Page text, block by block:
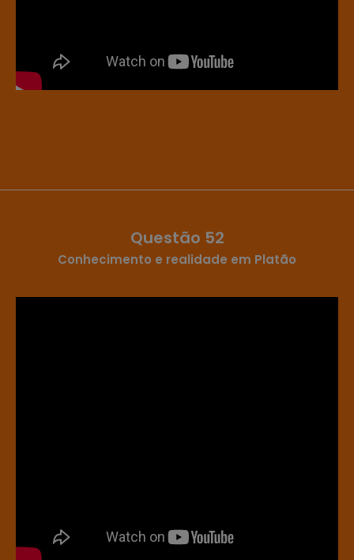
Questão 52
Conhecimento e realidade em Platão